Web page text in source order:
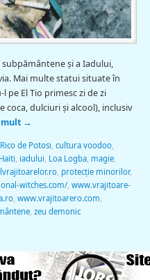
subpământene și a Iadului,
Mai multe statui situate în
pe El Tio primesc zi de zi
dulciuri şi alcool), inclusiv
mult →
de Potosi cultura voodoo,
Haiti iadului Loa Logba, magie,
, protecţie minorilor,
witches.com/, www.vrajitoare-
, www.vrajitoarero.com
, zeu demonic